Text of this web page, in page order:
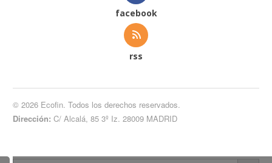
facebook
rss
© 2026 Ecofin. Todos los derechos reservados.
Dirección: C/ Alcalá, 85 3º Iz. 28009 MADRID
Botón de búsqueda